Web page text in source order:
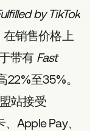
by TikTok
销售价格上
带有 Fast
至35%。
站接受
Apple Pay、